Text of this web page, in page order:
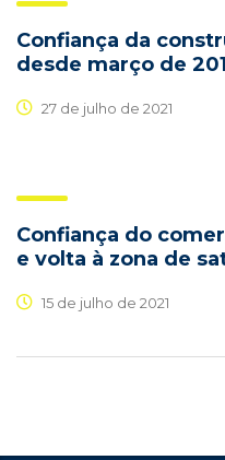
Confiança da
desde março de
27 de julho de 2021
Confiança do
e volta à zona de
15 de julho de 2021